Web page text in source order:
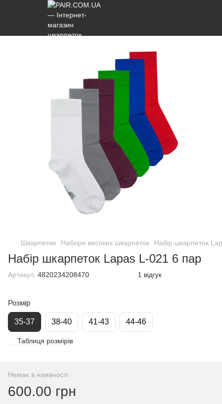
Шкарпетки Набори високих шкарпеток Набір шкарпеток
Набір шкарпеток Lapas L-021 6 пар
Артикул: 4820234208470 1 відгук
Розмір
35-37 38-40 41-43 44-46
Таблиця розмірів
Немає в наявності
600.00 грн